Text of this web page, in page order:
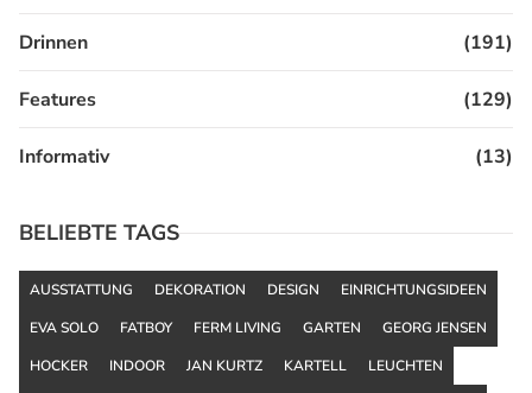
Drinnen (191)
Features (129)
Informativ (13)
BELIEBTE TAGS
AUSSTATTUNG DEKORATION DESIGN
EINRICHTUNGSIDEEN
EVA SOLO
FATBOY FERM LIVING GARTEN
GEORG JENSEN
HOCKER
INDOOR JAN KURTZ KARTELL
LEUCHTEN